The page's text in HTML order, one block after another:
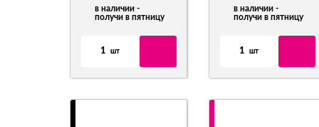
в наличии -
получи в пятницу
1 шт
в наличии -
получи в пятницу
1 шт